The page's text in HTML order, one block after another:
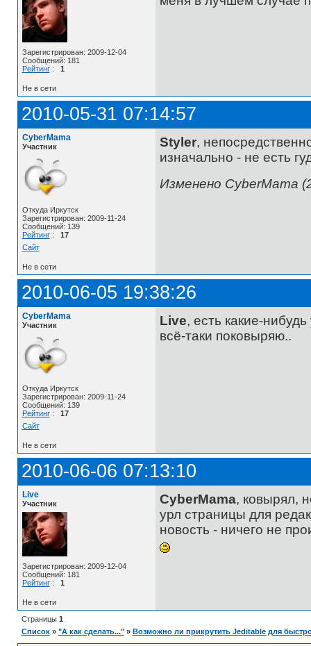
Зарегистрирован: 2009-12-04
Сообщений: 181
Рейтинг: 1
Не в сети
2010-05-31 07:14:57
CyberMama
Участник
Откуда Иркутск
Зарегистрирован: 2009-11-24
Сообщений: 139
Рейтинг: 17
Сайт
Styler,
изначально - не есть
Изменено CyberMama
Не в сети
2010-06-05 19:38:26
CyberMama
Участник
Откуда Иркутск
Зарегистрирован: 2009-11-24
Сообщений: 139
Рейтинг: 17
Сайт
Live, есть какие-
всё-таки поковыряю..
Не в сети
2010-06-06 07:13:10
Live
Участник
Зарегистрирован: 2009-12-04
Сообщений: 181
Рейтинг: 1
CyberMama, ковырял,
урл страницы для
новость - ничего не
Не в сети
Страницы 1
Список » "А как сделать..." » Возможно ли прикрутить Jeditable для